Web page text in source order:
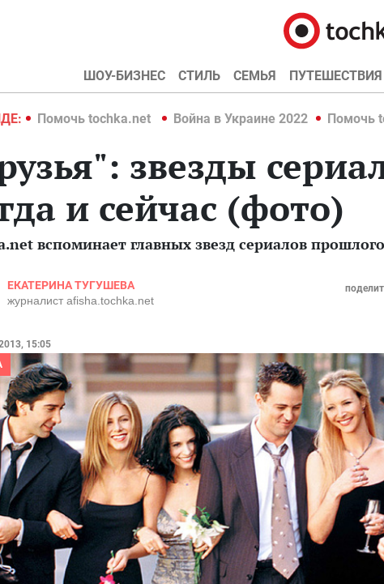
ШОУ-БИЗНЕС СТИЛЬ СЕМЬЯ ПУТЕШЕСТВИЯ
Помочь tochka.net Война в Украине 2022 Помочь
звезды
и сейчас (фото)
вспоминает главных звезд сериалов
ЕКАТЕРИНА ТУГУШЕВА
журналист afisha.tochka.net
15:05